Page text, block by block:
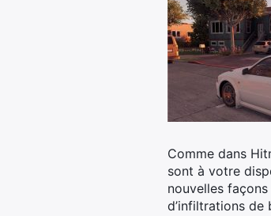
Comme dans
sont à votre
nouvelles
d’infiltrations de